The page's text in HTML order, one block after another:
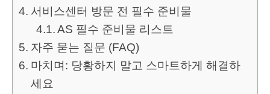
서비스센터 방문 전 필수 준비물
AS 필수 준비물 리스트
자주 묻는 질문 (FAQ)
마치며: 당황하지 말고 스마트하게 해결하
세요